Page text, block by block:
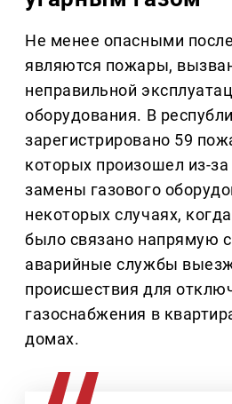
Не менее опасными
являются пожары,
неправильной
оборудования. В
зарегистрировано 59
которых произошел из-
замены газового
некоторых случаях,
было связано напрямую
аварийные службы
происшествия для
газоснабжения в
домах.